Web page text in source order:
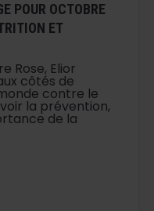
POUR OCTOBRE
ET
Rose, Elior
côtés de
contre le
la prévention,
de la